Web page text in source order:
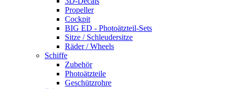
Propeller
Cockpit
BIG ED - Photoätzteil-Sets
Sitze / Schleudersitze
Räder / Wheels
Schiffe
Zubehör
Photoätzteile
Geschützrohre